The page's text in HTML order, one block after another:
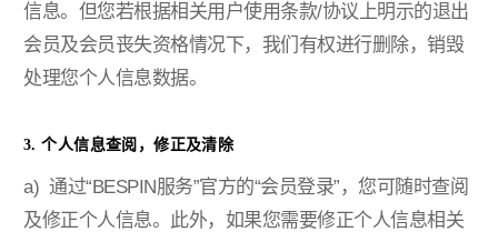
信息。但您若根据相关用户使用条款/协议上明示的退出
会员及会员丧失资格情况下，我们有权进行删除，销毁
处理您个人信息数据。
3. 个人信息查阅，修正及清除
a) 通过“BESPIN服务”官方的“会员登录”，您可随时查阅
及修正个人信息。此外，如果您需要修正个人信息相关